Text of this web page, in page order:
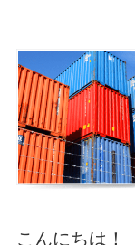
こんにちは！